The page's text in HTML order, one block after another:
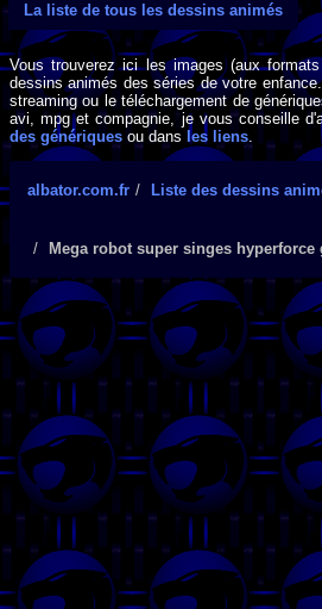
La liste de tous les dessins animés
Vous trouverez ici les images (aux
dessins animés des séries de votre
streaming ou le téléchargement de
avi, mpg et compagnie, je vous conseille
des génériques ou dans les liens
albator.com.fr Liste des dessins
Mega robot super singes hyperforce